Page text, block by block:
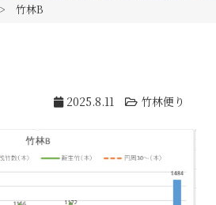
竹林B
2025.8.11 竹林便り